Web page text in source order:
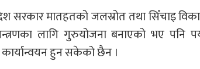
सरकार मातहतको जलस्रोत तथा सिँचाइ
लागि गुरुयोजना बनाएको भए पनि
हुन सकेको छैन ।